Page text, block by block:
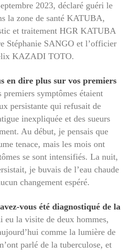
2023, déclaré guéri le
la zone de santé KATUBA,
et traitement HGR KATUBA
Stéphanie SANGO et l’officier
KAZADI TOTO.
en dire plus sur vos premiers
premiers symptômes étaient
persistante qui refusait de
inexpliquée et des sueurs
Au début, je pensais que
tenace, mais les mois ont
se sont intensifiés. La nuit,
je buvais de l’eau chaude
changement espéré.
vous été diagnostiqué de la
eu la visite de deux hommes,
comme la lumière de
parlé de la tuberculose, et